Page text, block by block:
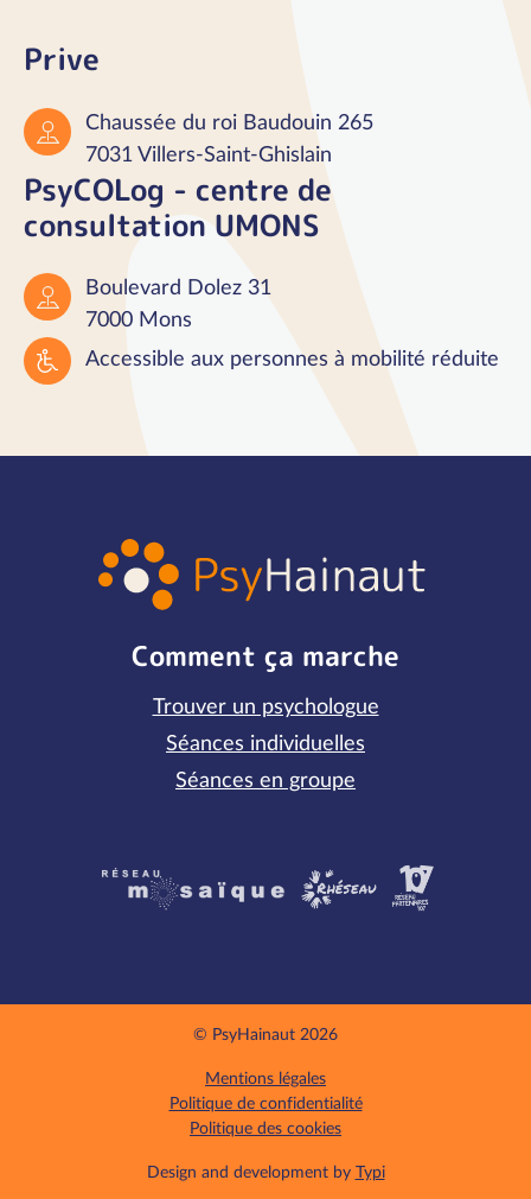
Prive
Chaussée du roi Baudouin 265
7031 Villers-Saint-Ghislain
PsyCOLog - centre de
consultation UMONS
Boulevard Dolez 31
7000 Mons
Accessible aux personnes à mobilité réduite
Comment ça marche
Trouver un psychologue
Séances individuelles
Séances en groupe
Partenaires
© PsyHainaut 2026
Mentions légales
Politique de confidentialité
Politique des cookies
Design and development by Typi